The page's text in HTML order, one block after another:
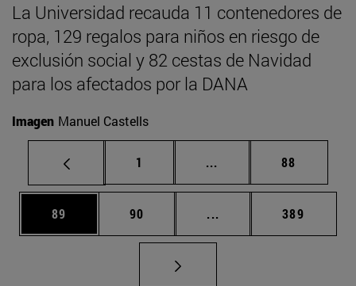
La Universidad recauda 11 contenedores de
ropa, 129 regalos para niños en riesgo de
exclusión social y 82 cestas de Navidad
para los afectados por la DANA
Imagen Manuel Castells
Página
1 ... Páginas intermedias
Página
88
Página
89 Página
90 ... Páginas intermedias
Página
389